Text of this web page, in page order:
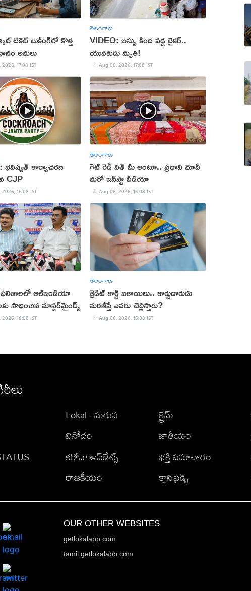
టికెట్ బుకింగ్‌లో కొత్త
అమలు
17:08 IST
తెలంగాణ
VIDEO: బస్సు కింద పడ్డ బైకర్..
యువకుడు మృతి!
Aug 06, 2026, 17:08 IST
భవిష్యత్ కార్యాచరణ
CJP
16:08 IST
తెలంగాణ
గెట్ రెడీ విత్ మీ అంటూ.. ప్రధాని మోదీ
మరో ఇన్‌స్టా వీడియో
Aug 06, 2026, 16:08 IST
ఫలితాలలో ఆల్ఇండియా
సాధించిన మాస్టర్‌మైండ్స్
16:08 IST
తెలంగాణ
క్రెడిట్ కార్డ్ బకాయిలు.. కార్డుదారుడు
మరణిస్తే ఎవరు చెల్లిస్తారు?
Aug 06, 2026, 16:08 IST
Lokal - మగువ
వినోదం
కరోనా అప్‌డేట్స్
రాజకీయం
క్రైమ్
జాతీయం
భక్తి సమాచారం
క్లాసిఫైడ్స్
OUR OTHER WEBSITES
getlokalapp.com
tamil.getlokalapp.com